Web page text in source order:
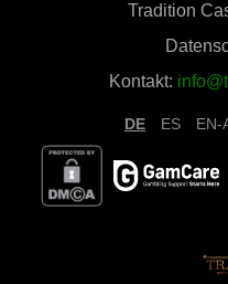
Tradition
Kontakt:
DE ES EN-